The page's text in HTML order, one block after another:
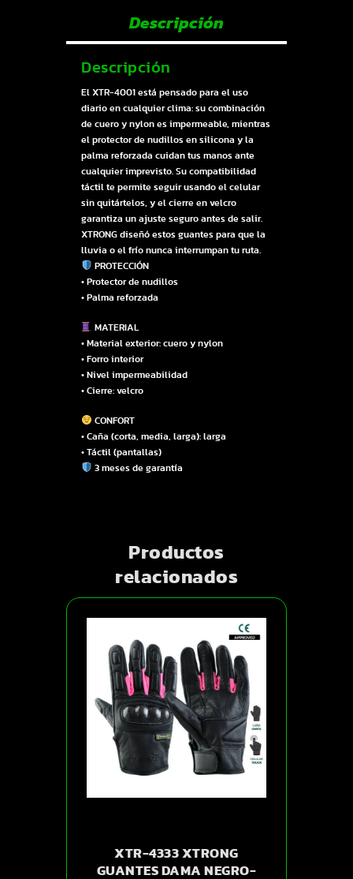
Descripción
Descripción
El XTR-4001 está pensado para el uso
diario en cualquier clima: su combinación
de cuero y nylon es impermeable, mientras
el protector de nudillos en silicona y la
palma reforzada cuidan tus manos ante
cualquier imprevisto. Su compatibilidad
táctil te permite seguir usando el celular
sin quitártelos, y el cierre en velcro
garantiza un ajuste seguro antes de salir.
XTRONG diseñó estos guantes para que la
lluvia o el frío nunca interrumpan tu ruta.
PROTECCIÓN
• Protector de nudillos
• Palma reforzada
MATERIAL
• Material exterior: cuero y nylon
• Forro interior
• Nivel impermeabilidad
• Cierre: velcro
CONFORT
• Caña (corta, media, larga): larga
• Táctil (pantallas)
3 meses de garantía
Productos
relacionados
XTR-4333 XTRONG
GUANTES DAMA NEGRO-